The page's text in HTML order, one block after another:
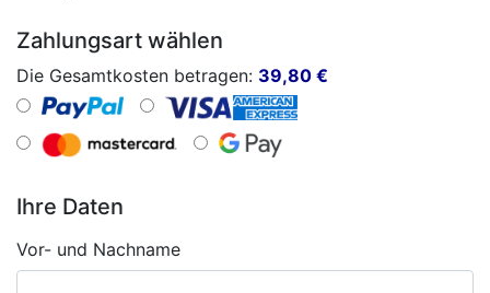
Zahlungsart wählen
Die Gesamtkosten betragen: 39,80 €
Ihre Daten
Vor- und Nachname